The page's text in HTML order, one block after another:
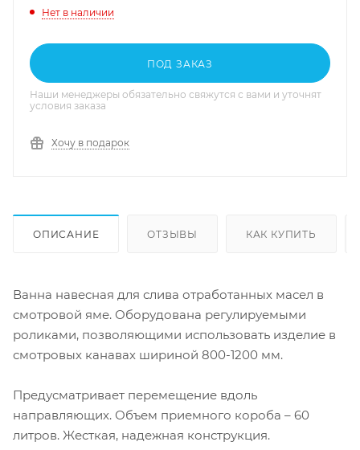
Нет в наличии
ПОД ЗАКАЗ
Наши менеджеры обязательно свяжутся с вами и уточнят
условия заказа
Хочу в подарок
ОПИСАНИЕ ОТЗЫВЫ КАК КУПИТЬ
Ванна навесная для слива отработанных масел в
смотровой яме. Оборудована регулируемыми
роликами, позволяющими использовать изделие в
смотровых канавах шириной 800-1200 мм.
Предусматривает перемещение вдоль
направляющих. Объем приемного короба – 60
литров. Жесткая, надежная конструкция.